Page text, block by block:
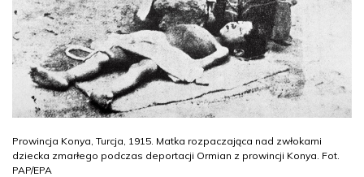
Prowincja Konya, Turcja, 1915. Matka rozpaczająca nad zwłokami
dziecka zmarłego podczas deportacji Ormian z prowincji Konya. Fot.
PAP/EPA